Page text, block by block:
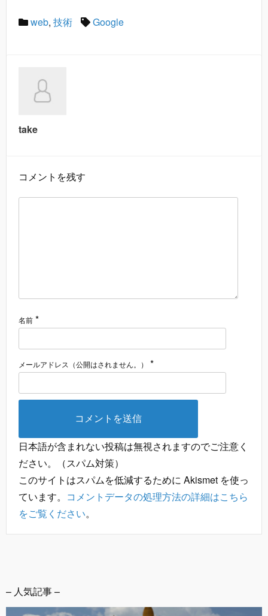
web, 技術 Google
take
コメントを残す
名前 *
メールアドレス（公開はされません。） *
日本語が含まれない投稿は無視されますのでご注意く
ださい。（スパム対策）
このサイトはスパムを低減するために Akismet を使っ
ています。 コメントデータの処理方法の詳細はこちら
をご覧ください。
– 人気記事 –